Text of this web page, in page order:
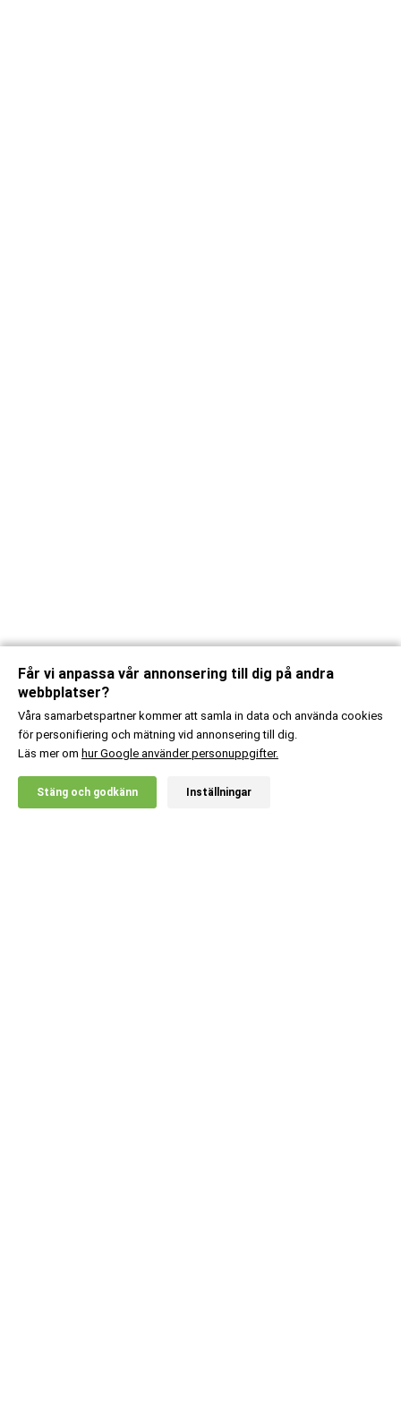
20% RABATT!
X
Får vi anpassa vår annonsering till dig på andra
webbplatser?
Våra samarbetspartner kommer att samla in data och använda cookies
för personifiering och mätning vid annonsering till dig.
Läs mer om hur Google använder personuppgifter.
Stäng och godkänn Inställningar